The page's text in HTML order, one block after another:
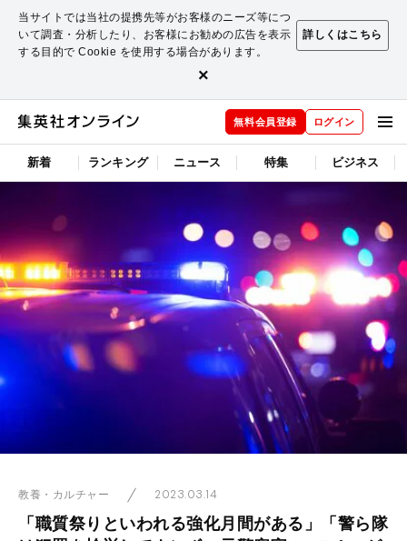
当サイトでは当社の提携先等がお客様のニーズ等につ
いて調査・分析したり、お客様にお勧めの広告を表示
する目的で Cookie を使用する場合があります。
詳しくはこちら
×
無料会員登録 ログイン
新着 ランキング ニュース 特集 ビジネス
教養・カルチャー 2023.03.14
「職質祭りといわれる強化月間がある」「警ら隊